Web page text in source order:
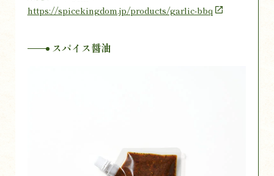
https://spicekingdom.jp/products/garlic-bbq
スパイス醤油